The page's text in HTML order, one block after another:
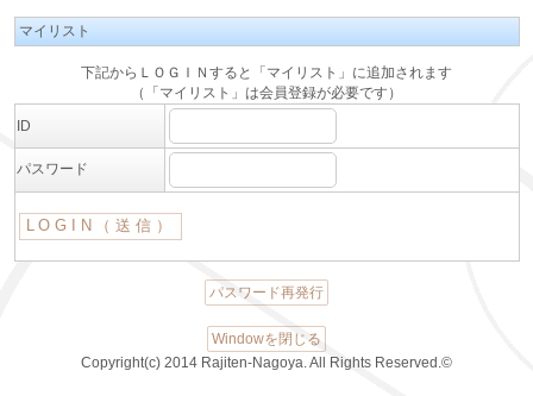
マイリスト
下記からＬＯＧＩＮすると「マイリスト」に追加されます
（「マイリスト」は会員登録が必要です）
ID
パスワード
パスワード再発行
Windowを閉じる
Copyright(c) 2014 Rajiten-Nagoya. All Rights Reserved.©